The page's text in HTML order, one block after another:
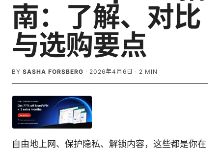
南：了解、对比
与选购要点
BY SASHA FORSBERG · 2026年4月6日 · 2 MIN
自由地上网、保护隐私、解锁内容，这些都是你在